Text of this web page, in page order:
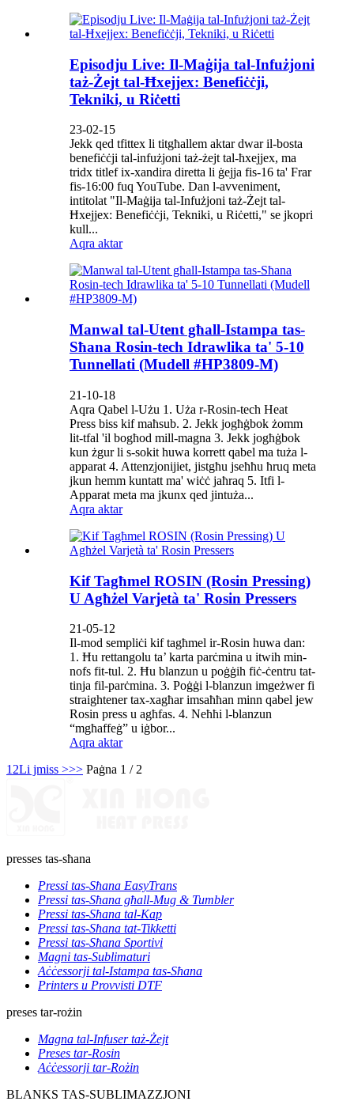
Episodju Live: Il-Maġija tal-Infużjoni
taż-Żejt tal-Ħxejjex: Benefiċċji,
Tekniki, u Riċetti
23-02-15
Jekk qed tfittex li titgħallem aktar dwar il-bosta
benefiċċji tal-infużjoni taż-żejt tal-ħxejjex, ma
tridx titlef ix-xandira diretta li ġejja fis-16 ta' Frar
fis-16:00 fuq YouTube. Dan l-avveniment,
intitolat "Il-Maġija tal-Infużjoni taż-Żejt tal-
Ħxejjex: Benefiċċji, Tekniki, u Riċetti," se jkopri
kull...
Aqra aktar
Manwal tal-Utent għall-Istampa tas-
Sħana Rosin-tech Idrawlika ta' 5-10
Tunnellati (Mudell #HP3809-M)
21-10-18
Aqra Qabel l-Użu 1. Uża r-Rosin-tech Heat
Press biss kif maħsub. 2. Jekk jogħġbok żomm
lit-tfal 'il bogħod mill-magna 3. Jekk jogħġbok
kun żgur li s-sokit huwa korrett qabel ma tuża l-
apparat 4. Attenzjonijiet, jistgħu jseħħu ħruq meta
jkun hemm kuntatt ma' wiċċ jaħraq 5. Itfi l-
Apparat meta ma jkunx qed jintuża...
Aqra aktar
Kif Tagħmel ROSIN (Rosin Pressing)
U Agħżel Varjetà ta' Rosin Pressers
21-05-12
Il-mod sempliċi kif tagħmel ir-Rosin huwa dan:
1. Ħu rettangolu ta’ karta parċmina u itwih min-
nofs fit-tul. 2. Ħu blanzun u poġġih fiċ-ċentru tat-
tinja fil-parċmina. 3. Poġġi l-blanzun imgeżwer fi
straightener tax-xagħar imsaħħan minn qabel jew
Rosin press u agħfas. 4. Neħħi l-blanzun
“mgħaffeġ” u iġbor...
Aqra aktar
1 2Li jmiss >>> Paġna 1 / 2
presses tas-sħana
Pressi tas-Sħana EasyTrans
Pressi tas-Sħana għall-Mug & Tumbler
Pressi tas-Sħana tal-Kap
Pressi tas-Sħana tat-Tikketti
Pressi tas-Sħana Sportivi
Magni tas-Sublimaturi
Aċċessorji tal-Istampa tas-Sħana
Printers u Provvisti DTF
preses tar-rożin
Magna tal-Infuser taż-Żejt
Preses tar-Rosin
Aċċessorji tar-Rożin
BLANKS TAS-SUBLIMAZZJONI